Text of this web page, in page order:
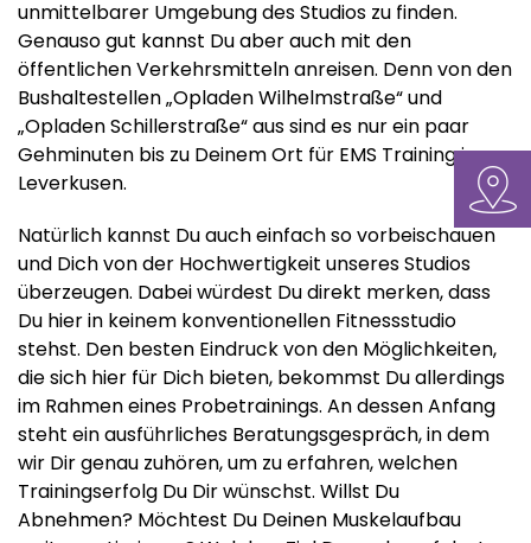
unmittelbarer Umgebung des Studios zu finden.
Genauso gut kannst Du aber auch mit den
öffentlichen Verkehrsmitteln anreisen. Denn von den
Bushaltestellen „Opladen Wilhelmstraße“ und
„Opladen Schillerstraße“ aus sind es nur ein paar
Gehminuten bis zu Deinem Ort für EMS Training in
Leverkusen.
Natürlich kannst Du auch einfach so vorbeischauen
und Dich von der Hochwertigkeit unseres Studios
überzeugen. Dabei würdest Du direkt merken, dass
Du hier in keinem konventionellen Fitnessstudio
stehst. Den besten Eindruck von den Möglichkeiten,
die sich hier für Dich bieten, bekommst Du allerdings
im Rahmen eines Probetrainings. An dessen Anfang
steht ein ausführliches Beratungsgespräch, in dem
wir Dir genau zuhören, um zu erfahren, welchen
Trainingserfolg Du Dir wünschst. Willst Du
Abnehmen? Möchtest Du Deinen Muskelaufbau